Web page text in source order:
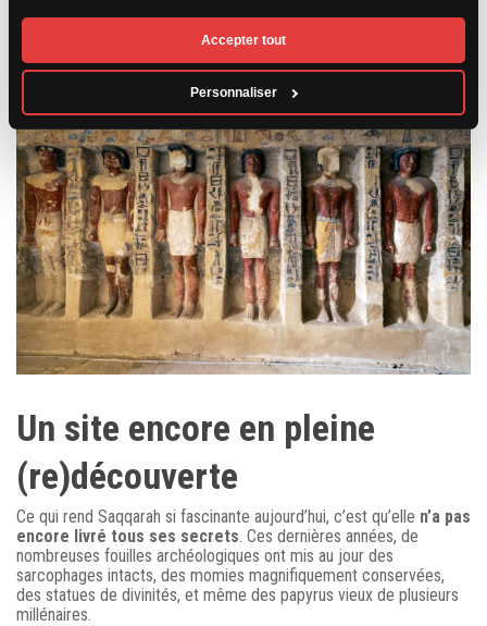
Accepter tout
Personnaliser
civilisation profondément vivante, ancrée dans le réel.
Un site encore en pleine
(re)découverte
Ce qui rend Saqqarah si fascinante aujourd’hui, c’est qu’elle n’a pas
encore livré tous ses secrets . Ces dernières années, de
nombreuses fouilles archéologiques ont mis au jour des
sarcophages intacts, des momies magnifiquement conservées,
des statues de divinités, et même des papyrus vieux de plusieurs
millénaires.